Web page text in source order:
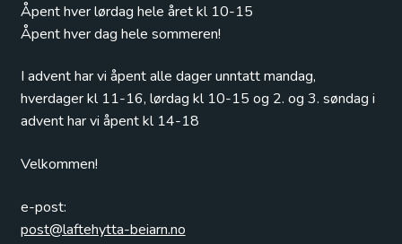
Åpent hver lørdag hele året kl 10-15
Åpent hver dag hele sommeren!
I advent har vi åpent alle dager unntatt mandag,
hverdager kl 11-16, lørdag kl 10-15 og 2. og 3. søndag i
advent har vi åpent kl 14-18
Velkommen!
e-post:
post@laftehytta-beiarn.no